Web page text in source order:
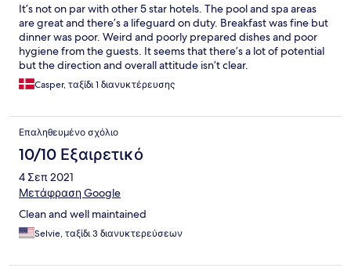
It’s not on par with other 5 star hotels. The pool and spa areas
are great and there’s a lifeguard on duty. Breakfast was fine but
dinner was poor. Weird and poorly prepared dishes and poor
hygiene from the guests. It seems that there’s a lot of potential
but the direction and overall attitude isn’t clear.
Casper, ταξίδι 1 διανυκτέρευσης
Επαληθευμένο σχόλιο
10/10 Εξαιρετικό
4 Σεπ 2021
Μετάφραση Google
Clean and well maintained
Selvie, ταξίδι 3 διανυκτερεύσεων